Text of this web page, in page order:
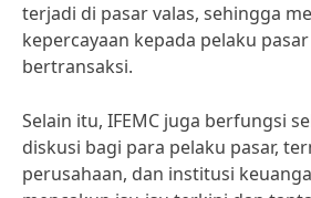
terjadi di pasar valas, sehingga
kepercayaan kepada pelaku
bertransaksi.
Selain itu, IFEMC juga berfungsi
diskusi bagi para pelaku pasar,
perusahaan, dan institusi